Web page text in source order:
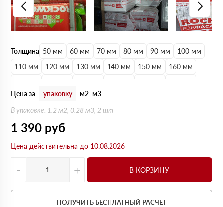
Толщина 50 мм 60 мм 70 мм 80 мм 90 мм
100 мм
110 мм
120 мм 130 мм 140 мм 150 мм
160 мм
230 мм
240 мм 250 мм
Цена за упаковку м2 м3
В упаковке: 1.2 м2, 0.28 м3, 2 шт
1 390 руб
Цена действительна до 10.08.2026
- + В КОРЗИНУ
ПОЛУЧИТЬ БЕСПЛАТНЫЙ РАСЧЕТ